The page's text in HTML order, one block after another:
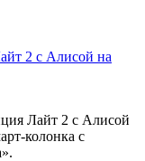
2 с Алисой на
Лайт 2 с Алисой
колонка с